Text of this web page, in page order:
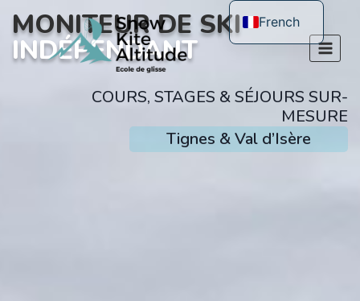
MONITEUR DE SKI
INDÉPENDANT
COURS, STAGES & SÉJOURS SUR-
MESURE
Tignes & Val d’Isère
French
English